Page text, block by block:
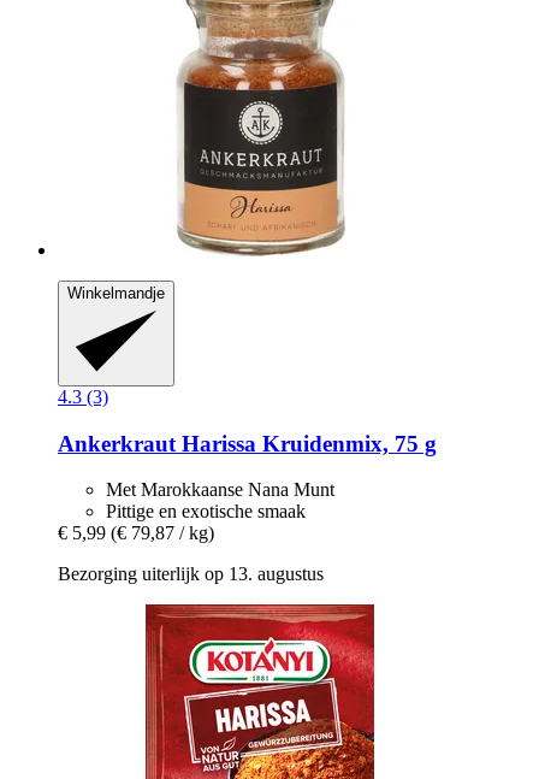
Winkelmandje
4.3 (3)
Ankerkraut Harissa Kruidenmix, 75 g
Met Marokkaanse Nana Munt
Pittige en exotische smaak
€ 5,99 (€ 79,87 / kg)
Bezorging uiterlijk op 13. augustus